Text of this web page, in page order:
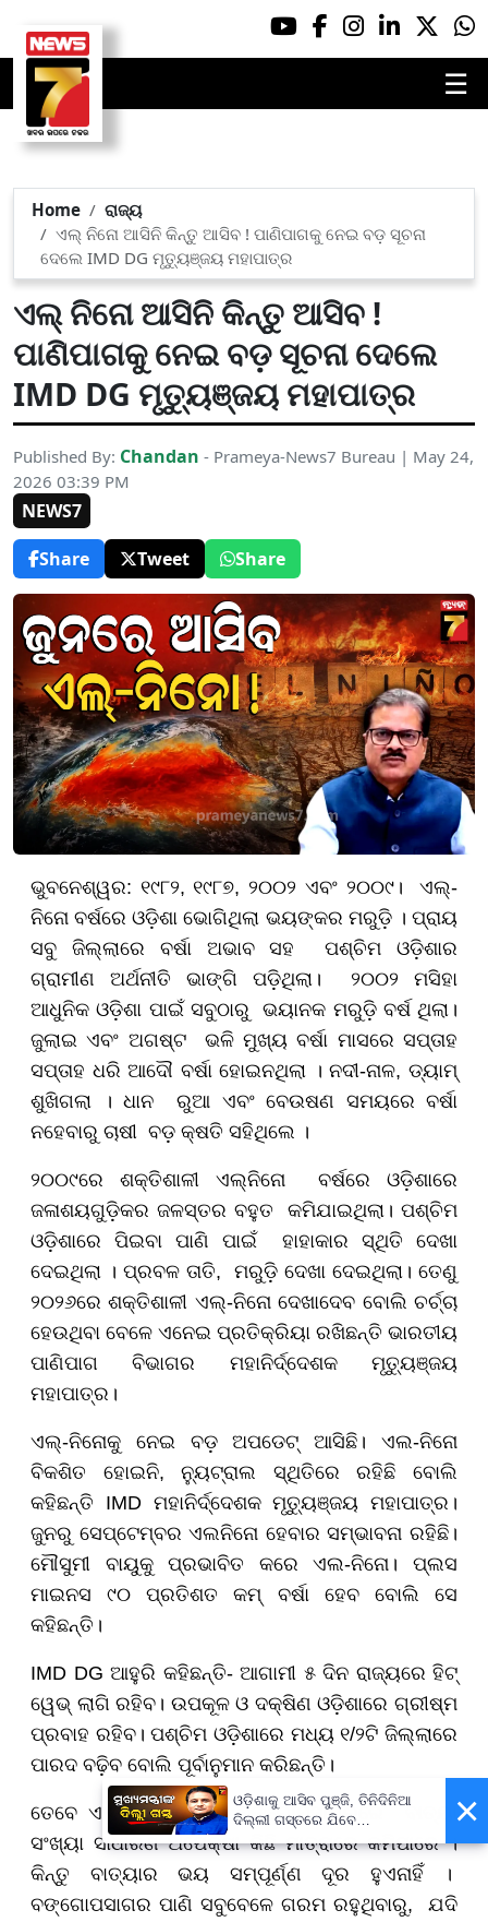
☰
Home
ରାଜ୍ୟ
ଏଲ୍‌ ନିନୋ ଆସିନି କିନ୍ତୁ ଆସିବ ! ପାଣିପାଗକୁ ନେଇ ବଡ଼ ସୂଚନା
ଦେଲେ IMD DG ମୃତ୍ୟୁଞ୍ଜୟ ମହାପାତ୍ର
ଏଲ୍‌ ନିନୋ ଆସିନି କିନ୍ତୁ ଆସିବ !
ପାଣିପାଗକୁ ନେଇ ବଡ଼ ସୂଚନା ଦେଲେ
IMD DG ମୃତ୍ୟୁଞ୍ଜୟ ମହାପାତ୍ର
Published By: Chandan - Prameya-News7 Bureau | May 24,
2026 03:39 PM
NEWS7
Share
Tweet Share
ଭୁବନେଶ୍ୱର: ୧୯୮୨, ୧୯୮୭, ୨୦୦୨ ଏବଂ ୨୦୦୯। ଏଲ୍‌-
ନିନୋ ବର୍ଷରେ ଓଡ଼ିଶା ଭୋଗିଥିଲା ଭୟଙ୍କର ମରୁଡ଼ି । ପ୍ରାୟ
ସବୁ ଜିଲ୍ଲାରେ ବର୍ଷା ଅଭାବ ସହ ପଶ୍ଚିମ ଓଡ଼ିଶାର
ଗ୍ରାମୀଣ ଅର୍ଥନୀତି ଭାଙ୍ଗି ପଡ଼ିଥିଲା। ୨୦୦୨ ମସିହା
ଆଧୁନିକ ଓଡ଼ିଶା ପାଇଁ ସବୁଠାରୁ ଭୟାନକ ମରୁଡ଼ି ବର୍ଷ ଥିଲା।
ଜୁଲାଇ ଏବଂ ଅଗଷ୍ଟ ଭଳି ମୁଖ୍ୟ ବର୍ଷା ମାସରେ ସପ୍ତାହ
ସପ୍ତାହ ଧରି ଆଦୌ ବର୍ଷା ହୋଇନଥିଲା । ନଦୀ-ନାଳ, ଡ୍ୟାମ୍‌
ଶୁଖିଗଲା । ଧାନ ରୁଆ ଏବଂ ବେଉଷଣ ସମୟରେ ବର୍ଷା
ନହେବାରୁ ଚାଷୀ ବଡ଼ କ୍ଷତି ସହିଥିଲେ ।
୨୦୦୯ରେ ଶକ୍ତିଶାଳୀ ଏଲ୍‌ନିନୋ ବର୍ଷରେ ଓଡ଼ିଶାରେ
ଜଳାଶୟଗୁଡ଼ିକର ଜଳସ୍ତର ବହୁତ କମିଯାଇଥିଲା। ପଶ୍ଚିମ
ଓଡ଼ିଶାରେ ପିଇବା ପାଣି ପାଇଁ ହାହାକାର ସ୍ଥିତି ଦେଖା
ଦେଇଥିଲା । ପ୍ରବଳ ତାତି, ମରୁଡ଼ି ଦେଖା ଦେଇଥିଲା। ତେଣୁ
୨୦୨୬ରେ ଶକ୍ତିଶାଳୀ ଏଲ୍‌-ନିନୋ ଦେଖାଦେବ ବୋଲି ଚର୍ଚ୍ଚା
ହେଉଥିବା ବେଳେ ଏନେଇ ପ୍ରତିକ୍ରିୟା ରଖିଛନ୍ତି ଭାରତୀୟ
ପାଣିପାଗ ବିଭାଗର ମହାନିର୍ଦ୍ଦେଶକ ମୃତ୍ୟୁଞ୍ଜୟ
ମହାପାତ୍ର।
ଏଲ୍-ନିନୋକୁ ନେଇ ବଡ଼ ଅପଡେଟ୍ ଆସିଛି। ଏଲ-ନିନୋ
ବିକଶିତ ହୋଇନି, ନ୍ୟୁଟ୍ରାଲ ସ୍ଥିତିରେ ରହିଛି ବୋଲି
କହିଛନ୍ତି IMD ମହାନିର୍ଦ୍ଦେଶକ ମୃତ୍ୟୁଞ୍ଜୟ ମହାପାତ୍ର।
ଜୁନରୁ ସେପ୍ଟେମ୍ବର ଏଲନିନୋ ହେବାର ସମ୍ଭାବନା ରହିଛି।
ମୌସୁମୀ ବାୟୁକୁ ପ୍ରଭାବିତ କରେ ଏଲ-ନିନୋ। ପ୍ଲସ
ମାଇନସ ୯୦ ପ୍ରତିଶତ କମ୍ ବର୍ଷା ହେବ ବୋଲି ସେ
କହିଛନ୍ତି।
IMD DG ଆହୁରି କହିଛନ୍ତି- ଆଗାମୀ ୫ ଦିନ ରାଜ୍ୟରେ ହିଟ୍
ୱେଭ୍ ଲାଗି ରହିବ। ଉପକୂଳ ଓ ଦକ୍ଷିଣ ଓଡ଼ିଶାରେ ଗ୍ରୀଷ୍ମ
ପ୍ରବାହ ରହିବ। ପଶ୍ଚିମ ଓଡ଼ିଶାରେ ମଧ୍ୟ ୧/୨ଟି ଜିଲ୍ଲାରେ
ପାରଦ ବଢ଼ିବ ବୋଲି ପୂର୍ବାନୁମାନ କରିଛନ୍ତି।
ତେବେ ଏଲ୍‌-ନିନୋ ବର୍ଷରେ ବଙ୍ଗୋପସାଗରରେ ବାତ୍ୟା
ସଂଖ୍ୟା ସାଧାରଣ ଅପେକ୍ଷା କିଛି ମାତ୍ରାରେ କମିପାରେ ।
କିନ୍ତୁ ବାତ୍ୟାର ଭୟ ସମ୍ପୂର୍ଣ୍ଣ ଦୂର ହୁଏନାହିଁ ।
ବଙ୍ଗୋପସାଗର ପାଣି ସବୁବେଳେ ଗରମ ରହୁଥିବାରୁ, ଯଦି
×
ଓଡ଼ିଶାକୁ ଆସିବ ପୁଞ୍ଜି, ତିନିଦିନିଆ
ଦିଲ୍ଲୀ ଗସ୍ତରେ ଯିବେ